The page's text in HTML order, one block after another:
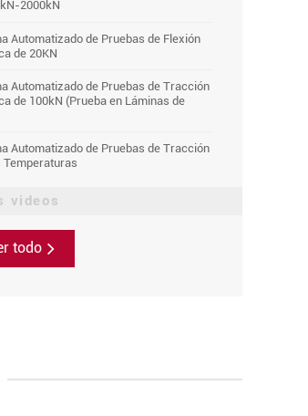
2000kN
Automatizado de Pruebas de Flexión
de 20KN
Automatizado de Pruebas de Tracción
de 100kN (Prueba en Láminas de
Automatizado de Pruebas de Tracción
Temperaturas
videos
todo